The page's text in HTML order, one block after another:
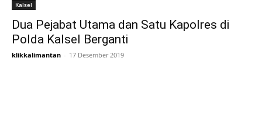
Kalsel
Dua Pejabat Utama dan Satu Kapolres di
Polda Kalsel Berganti
klikkalimantan - 17 Desember 2019